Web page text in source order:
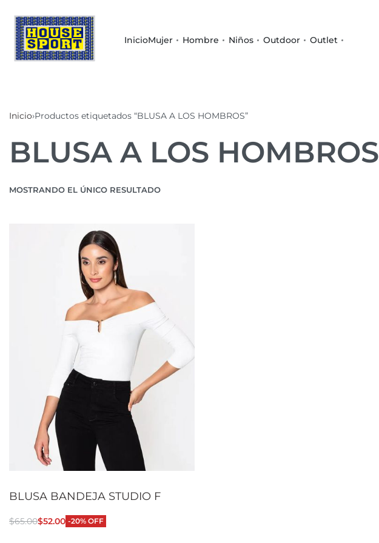
InicioMujer Hombre Niños Outdoor Outlet
Inicio›Productos etiquetados “BLUSA A LOS HOMBROS”
BLUSA A LOS HOMBROS
MOSTRANDO EL ÚNICO RESULTADO
BLUSA BANDEJA STUDIO F
$65.00$52.00 -20% OFF